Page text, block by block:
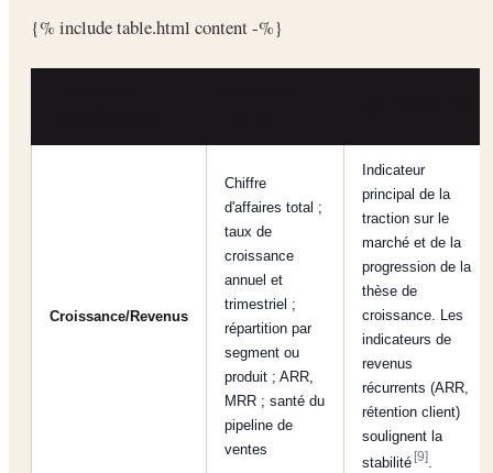
{% include table.html content -%}
Croissance/Revenus
Chiffre
d'affaires total ;
taux de
croissance
annuel et
trimestriel ;
répartition par
segment ou
produit ; ARR,
MRR ; santé du
pipeline de
ventes
Indicateur
principal de la
traction sur le
marché et de la
progression de la
thèse de
croissance. Les
indicateurs de
revenus
récurrents (ARR,
rétention client)
soulignent la
stabilité[9].